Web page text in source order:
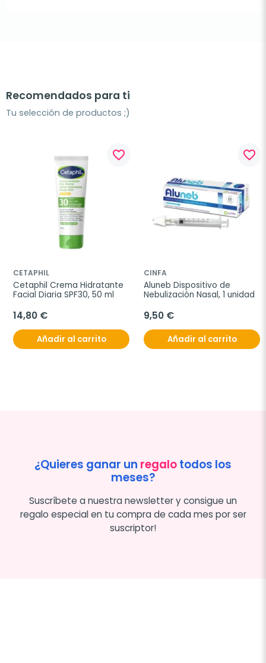
Recomendados para ti
Tu selección de productos ;)
favorite_border
CETAPHIL
Cetaphil Crema Hidratante
Facial Diaria SPF30, 50 ml
14,80 €
Añadir al carrito
favorite_border
CINFA
Aluneb Dispositivo de
Nebulización Nasal, 1 unidad
9,50 €
Añadir al carrito
¿Quieres ganar un regalotodos los
meses?
Suscríbete a nuestra newsletter y consigue un
regalo especial en tu compra de cada mes por ser
suscriptor!